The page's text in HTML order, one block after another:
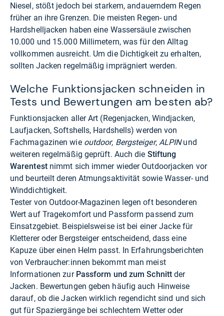
Niesel, stößt jedoch bei starkem, andauerndem Regen
früher an ihre Grenzen. Die meisten Regen- und
Hardshelljacken haben eine Wassersäule zwischen
10.000 und 15.000 Millimetern, was für den Alltag
vollkommen ausreicht. Um die Dichtigkeit zu erhalten,
sollten Jacken regelmäßig imprägniert werden.
Welche Funktionsjacken schneiden in
Tests und Bewertungen am besten ab?
Funktionsjacken aller Art (Regenjacken, Windjacken,
Laufjacken, Softshells, Hardshells) werden von
Fachmagazinen wie outdoor, Bergsteiger, ALPINund
weiteren regelmäßig geprüft. Auch die Stiftung
Warentestnimmt sich immer wieder Outdoorjacken vor
und beurteilt deren Atmungsaktivität sowie Wasser- und
Winddichtigkeit.
Tester von Outdoor-Magazinen legen oft besonderen
Wert auf Tragekomfort und Passform passend zum
Einsatzgebiet. Beispielsweise ist bei einer Jacke für
Kletterer oder Bergsteiger entscheidend, dass eine
Kapuze über einen Helm passt. In Erfahrungsberichten
von Verbraucher:innen bekommt man meist
Informationen zur Passform und zum Schnitt der
Jacken. Bewertungen geben häufig auch Hinweise
darauf, ob die Jacken wirklich regendicht sind und sich
gut für Spaziergänge bei schlechtem Wetter oder